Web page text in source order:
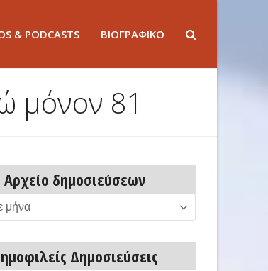
& PODCASTS ΒΙΟΓΡΑΦΙΚΟ
μόνον 81
Αρχείο δημοσιεύσεων
Δημοσιεύσεις